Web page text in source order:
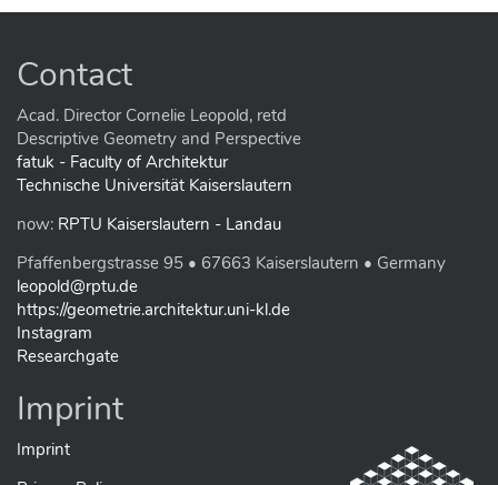
k
v
i
e
f
u
l
-
i
z
i
m
a
…
Contact
Acad. Director Cornelie Leopold, retd
Descriptive Geometry and Perspective
fatuk - Faculty of Architektur
Technische Universität Kaiserslautern
now: RPTU Kaiserslautern - Landau
Pfaffenbergstrasse 95 • 67663 Kaiserslautern • Germany
leopold@rptu.de
https://geometrie.architektur.uni-kl.de
Instagram
Researchgate
Imprint
Imprint